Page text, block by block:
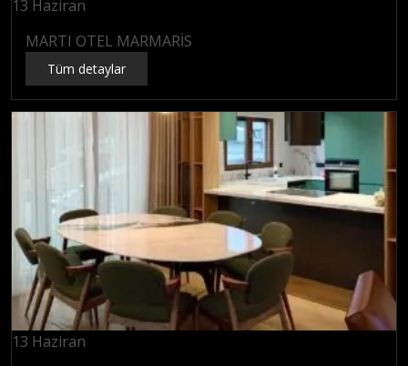
13 Haziran
MARTI OTEL MARMARİS
Tüm detaylar
13 Haziran